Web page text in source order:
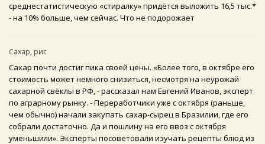
среднестатистическую «стиралку» придётся выложить 16,5 тыс.*
- на 10% больше, чем сейчас. Что не подорожает
Сахар, рис
Сахар почти достиг пика своей цены. «Более того, в октябре его
стоимость может немного снизиться, несмотря на неурожай
сахарной свёклы в РФ, - рассказал нам Евгений Иванов, эксперт
по аграрному рынку. - Переработчики уже с октября (раньше,
чем обычно) начали закупать сахар-сырец в Бразилии, где его
собрали достаточно. Да и пошлину на его ввоз с октября
уменьшили». Эксперты посоветовали изучать рецепты блюд из